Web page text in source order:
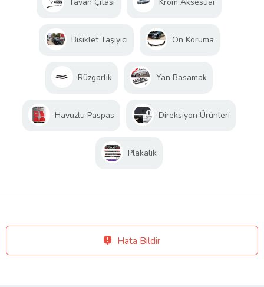
Bisiklet Taşıyıcı Ön Koruma
Rüzgarlık Yan Basamak
Havuzlu Paspas Direksiyon Ürünleri
Plakalık
Hata Bildir